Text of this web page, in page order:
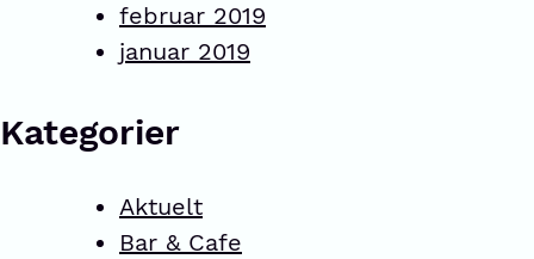
februar 2019
januar 2019
Kategorier
Aktuelt
Bar & Cafe